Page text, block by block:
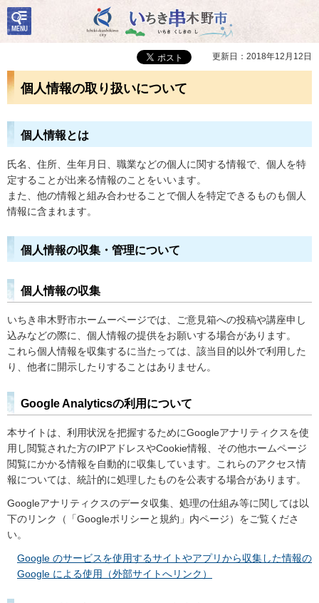
いちき串木野市
検
索・
共通
更新日：2018年12月12日
個人情報の取り扱いについて
個人情報とは
氏名、住所、生年月日、職業などの個人に関する情報で、個人を特
定することが出来る情報のことをいいます。
また、他の情報と組み合わせることで個人を特定できるものも個人
情報に含まれます。
個人情報の収集・管理について
個人情報の収集
いちき串木野市ホームーページでは、ご意見箱への投稿や講座申し
込みなどの際に、個人情報の提供をお願いする場合があります。
これら個人情報を収集するに当たっては、該当目的以外で利用した
り、他者に開示したりすることはありません。
Google Analyticsの利用について
本サイトは、利用状況を把握するためにGoogleアナリティクスを使
用し閲覧された方のIPアドレスやCookie情報、その他ホームページ
閲覧にかかる情報を自動的に収集しています。これらのアクセス情
報については、統計的に処理したものを公表する場合があります。
Googleアナリティクスのデータ収集、処理の仕組み等に関しては以
下のリンク（「Googleポリシーと規約」内ページ）をご覧くださ
い。
Google のサービスを使用するサイトやアプリから収集した情報の
Google による使用（外部サイトへリンク）